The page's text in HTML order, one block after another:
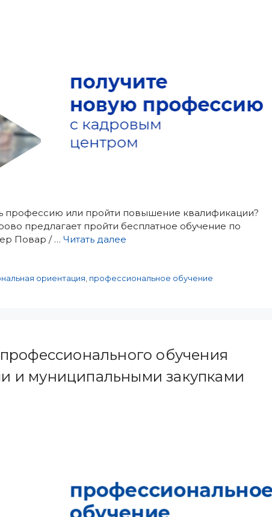
профессию или пройти повышение квалификации?
предлагает пройти бесплатное обучение по
Повар / … Читать далее
ориентация, профессиональное обучение
обучения
и муниципальными закупками